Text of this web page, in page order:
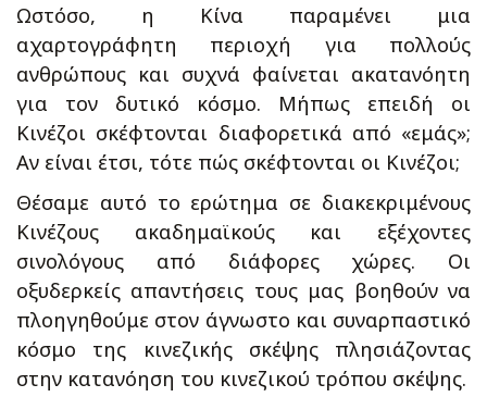
Ωστόσο, η Κίνα παραμένει μια
αχαρτογράφητη περιοχή για πολλούς
ανθρώπους και συχνά φαίνεται ακατανόητη
για τον δυτικό κόσμο. Μήπως επειδή οι
Κινέζοι σκέφτονται διαφορετικά από «εμάς»;
Αν είναι έτσι, τότε πώς σκέφτονται οι Κινέζοι;
Θέσαμε αυτό το ερώτημα σε διακεκριμένους
Κινέζους ακαδημαϊκούς και εξέχοντες
σινολόγους από διάφορες χώρες. Οι
οξυδερκείς απαντήσεις τους μας βοηθούν να
πλοηγηθούμε στον άγνωστο και συναρπαστικό
κόσμο της κινεζικής σκέψης πλησιάζοντας
στην κατανόηση του κινεζικού τρόπου σκέψης.